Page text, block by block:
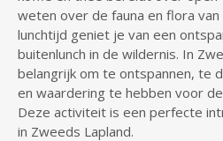
weten over de fauna en flora van
lunchtijd geniet je van een
buitenlunch in de wildernis. In
belangrijk om te ontspannen, te
en waardering te hebben voor
Deze activiteit is een perfecte
in Zweeds Lapland.